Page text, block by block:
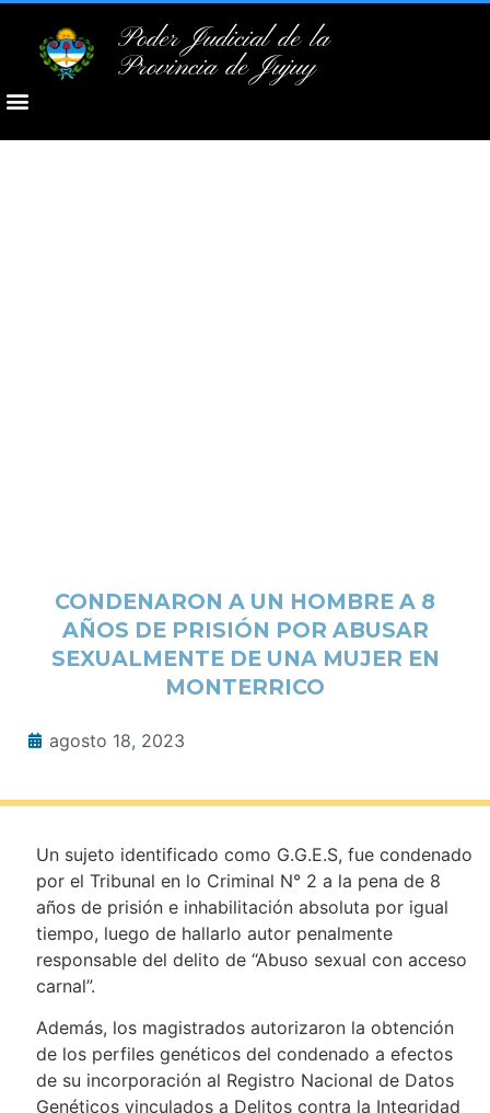
Poder Judicial de la
Provincia de Jujuy
CONDENARON A UN HOMBRE A 8
AÑOS DE PRISIÓN POR ABUSAR
SEXUALMENTE DE UNA MUJER EN
MONTERRICO
agosto 18, 2023
Un sujeto identificado como G.G.E.S, fue condenado
por el Tribunal en lo Criminal N° 2 a la pena de 8
años de prisión e inhabilitación absoluta por igual
tiempo, luego de hallarlo autor penalmente
responsable del delito de “Abuso sexual con acceso
carnal”.
Además, los magistrados autorizaron la obtención
de los perfiles genéticos del condenado a efectos
de su incorporación al Registro Nacional de Datos
Genéticos vinculados a Delitos contra la Integridad